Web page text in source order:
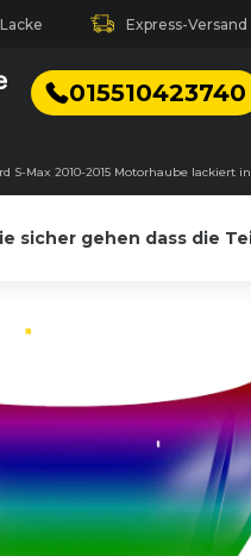
Express-Versand
015510423740
S-Max 2010-2015 Motorhaube lackiert
sicher gehen dass die